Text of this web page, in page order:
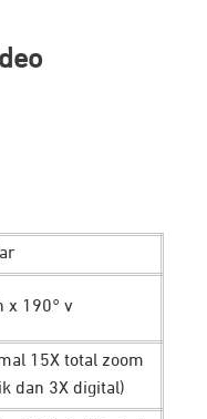
x 190° v
15X total zoom
dan 3X digital)